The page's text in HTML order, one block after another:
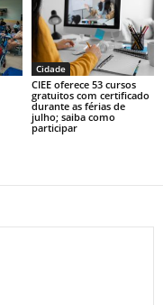
Cidade
CIEE oferece 53 cursos
gratuitos com certificado
durante as férias de
julho; saiba como
participar